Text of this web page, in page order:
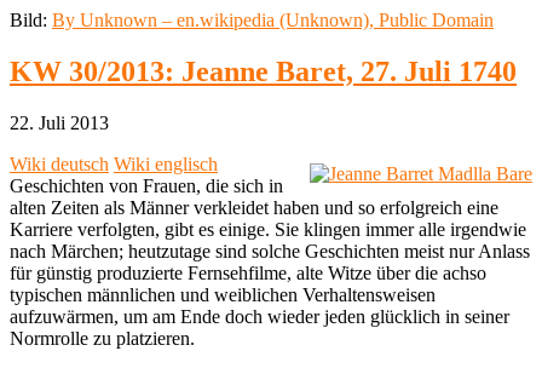
Bild: By Unknown – en.wikipedia (Unknown), Public Domain
KW 30/2013: Jeanne Baret, 27. Juli 1740
22. Juli 2013
Wiki deutsch Wiki englisch
Geschichten von Frauen, die sich in
alten Zeiten als Männer verkleidet haben und so erfolgreich eine
Karriere verfolgten, gibt es einige. Sie klingen immer alle irgendwie
nach Märchen; heutzutage sind solche Geschichten meist nur Anlass
für günstig produzierte Fernsehfilme, alte Witze über die achso
typischen männlichen und weiblichen Verhaltensweisen
aufzuwärmen, um am Ende doch wieder jeden glücklich in seiner
Normrolle zu platzieren.